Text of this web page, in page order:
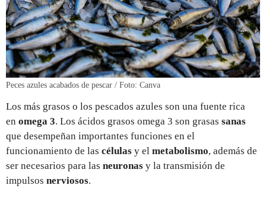
Peces azules acabados de pescar / Foto: Canva
Los más grasos o los pescados azules son una fuente rica
en omega 3. Los ácidos grasos omega 3 son grasas sanas
que desempeñan importantes funciones en el
funcionamiento de las células y el metabolismo, además de
ser necesarios para las neuronas y la transmisión de
impulsos nerviosos.